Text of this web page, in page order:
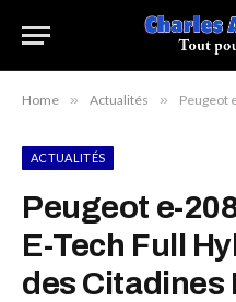
Home » Actualités » Peugeot e-208
ACTUALITÉS
Peugeot e-
E-Tech Full
des